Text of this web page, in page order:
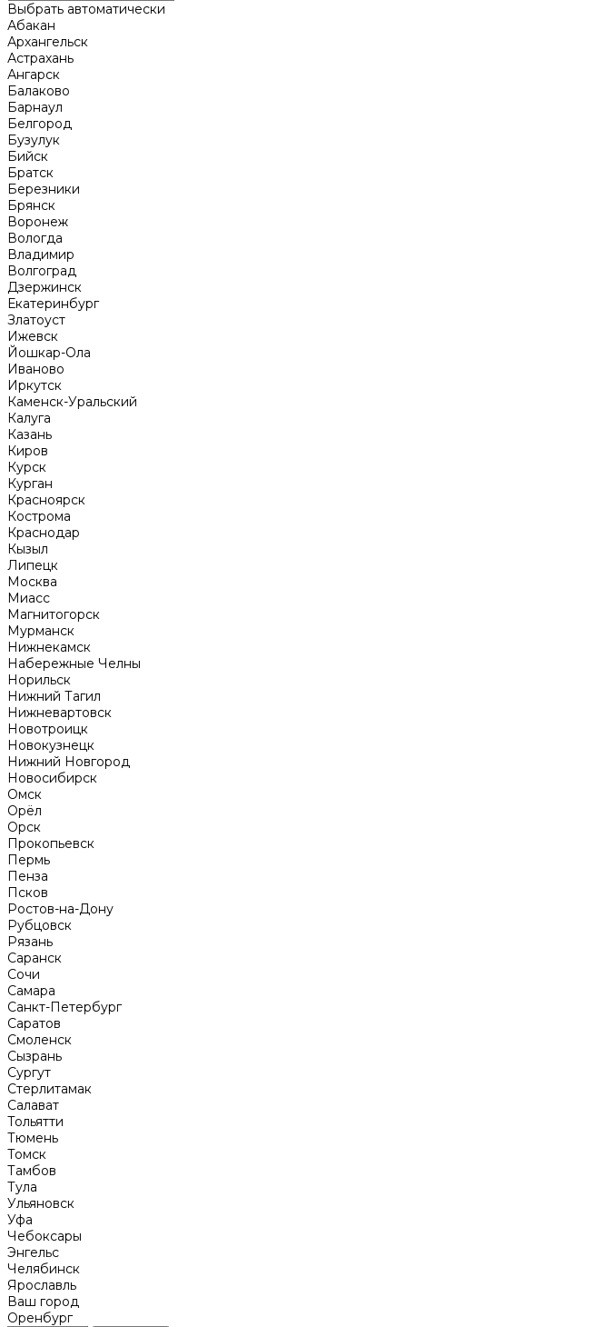
Выбрать автоматически
Абакан
Архангельск
Астрахань
Ангарск
Балаково
Барнаул
Белгород
Бузулук
Бийск
Братск
Березники
Брянск
Воронеж
Вологда
Владимир
Волгоград
Дзержинск
Екатеринбург
Златоуст
Ижевск
Йошкар-Ола
Иваново
Иркутск
Каменск-Уральский
Калуга
Казань
Киров
Курск
Курган
Красноярск
Кострома
Краснодар
Кызыл
Липецк
Москва
Миасс
Магнитогорск
Мурманск
Нижнекамск
Набережные Челны
Норильск
Нижний Тагил
Нижневартовск
Новотроицк
Новокузнецк
Нижний Новгород
Новосибирск
Омск
Орёл
Орск
Прокопьевск
Пермь
Пенза
Псков
Ростов-на-Дону
Рубцовск
Рязань
Саранск
Сочи
Самара
Санкт-Петербург
Саратов
Смоленск
Сызрань
Сургут
Стерлитамак
Салават
Тольятти
Тюмень
Томск
Тамбов
Тула
Ульяновск
Уфа
Чебоксары
Энгельс
Челябинск
Ярославль
Ваш город
Оренбург